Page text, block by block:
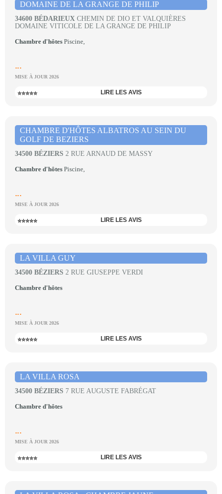
DOMAINE DE LA GRANGE DE PHILIP
34600 BÉDARIEUX CHEMIN DE DIO ET VALQUIÈRES
DOMAINE VITICOLE DE LA GRANGE DE PHILIP
Chambre d'hôtes Piscine,
...
MISE À JOUR 2026
⭐⭐⭐⭐⭐ LIRE LES AVIS
CHAMBRE D'HÔTES ALBATROS AU SEIN DU
GOLF DE BEZIERS
34500 BÉZIERS 2 RUE ARNAUD DE MASSY
Chambre d'hôtes Piscine,
...
MISE À JOUR 2026
⭐⭐⭐⭐⭐ LIRE LES AVIS
LA VILLA GUY
34500 BÉZIERS 2 RUE GIUSEPPE VERDI
Chambre d'hôtes
...
MISE À JOUR 2026
⭐⭐⭐⭐⭐ LIRE LES AVIS
LA VILLA ROSA
34500 BÉZIERS 7 RUE AUGUSTE FABRÉGAT
Chambre d'hôtes
...
MISE À JOUR 2026
⭐⭐⭐⭐⭐ LIRE LES AVIS